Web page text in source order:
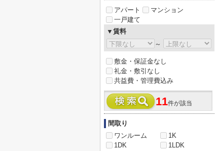
アパート
マンション
一戸建て
▼賃料
～
敷金・保証金なし
礼金・敷引なし
共益費・管理費込み
11件が該当
間取り
ワンルーム
1K
1DK
1LDK